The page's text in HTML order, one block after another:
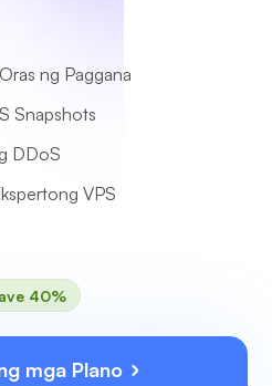
ng Paggana
Snapshots
DDoS
VPS
40%
mga Plano